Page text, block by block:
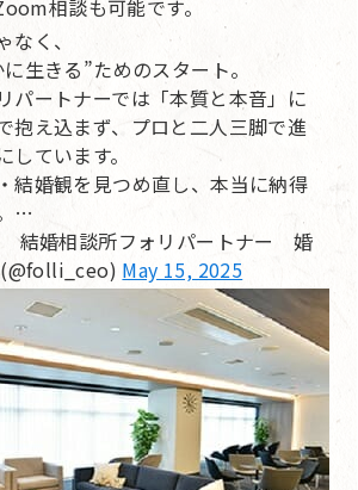
相談も可能です。
く、
生きる”ためのスタート。
パートナーでは「本質と本音」に
抱え込まず、プロと二人三脚で進
ています。
結婚観を見つめ直し、本当に納得
…
結婚相談所フォリパートナー 婚
May 15, 2025